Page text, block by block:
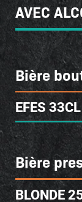
AVEC
Bière
EFES 33CL
Bière
BLONDE